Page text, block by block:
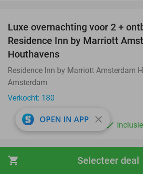
shopping_cart Selecteer deal
Luxe overnachting voor 2 +
Residence Inn by Marriott
Houthavens
Residence Inn by Marriott Amsterdam
Amsterdam
Verkocht: 180
Entreeticket voor BODY
OPEN IN APP close